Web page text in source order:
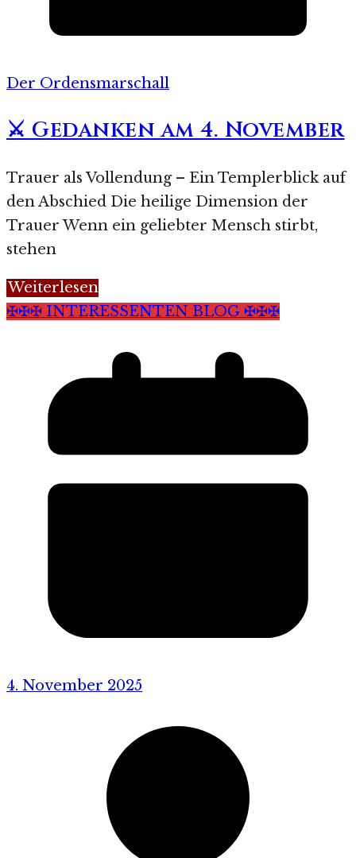
Der Ordensmarschall
⚔️ Gedanken am 4. November
Trauer als Vollendung – Ein Templerblick auf
den Abschied Die heilige Dimension der
Trauer Wenn ein geliebter Mensch stirbt,
stehen
Weiterlesen
✠✠✠ INTERESSENTEN BLOG ✠✠✠
4. November 2025